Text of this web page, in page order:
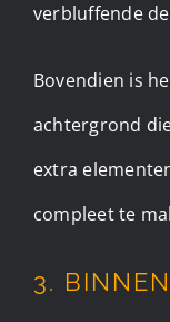
verbluffende
Bovendien is
achtergrond
extra
compleet te
3. BINNEN